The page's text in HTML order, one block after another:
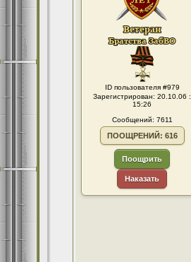
ID пользователя #979
Зарегистрирован: 20.10.06 :
15:26
Сообщений: 7611
ПООЩРЕНИЙ: 616
Поощрить
Наказать